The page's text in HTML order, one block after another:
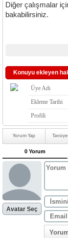
Diğer çalışmalar
bakabilirsiniz.
Konuyu ekleyen
Üye Adı
Ekleme Tarihi
Profili
Yorum Yap Tavsiye
0 Yorum
Avatar Seç